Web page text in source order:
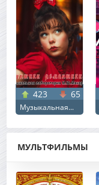
423 65
Музыкальная...
МУЛЬТФИЛЬМЫ